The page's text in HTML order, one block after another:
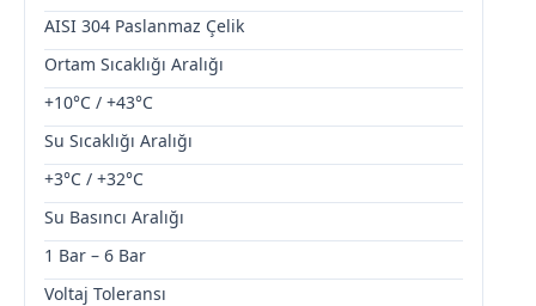
AISI 304 Paslanmaz Çelik
Ortam Sıcaklığı Aralığı
+10°C / +43°C
Su Sıcaklığı Aralığı
+3°C / +32°C
Su Basıncı Aralığı
1 Bar – 6 Bar
Voltaj Toleransı